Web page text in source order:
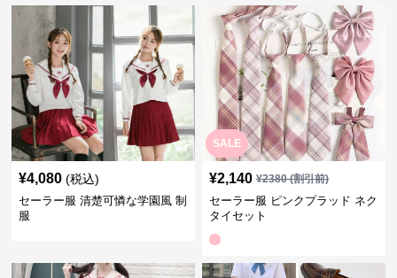
¥4,080 (税込)
セーラー服 清楚可憐な学園風 制
服
SALE
¥2,140 ¥2380(割引前)
セーラー服 ピンクプラッド ネク
タイセット